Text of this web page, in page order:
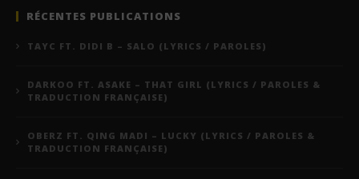
RÉCENTES PUBLICATIONS
TAYC FT. DIDI B – SALO (LYRICS / PAROLES)
DARKOO FT. ASAKE – THAT GIRL (LYRICS / PAROLES &
TRADUCTION FRANÇAISE)
OBERZ FT. QING MADI – LUCKY (LYRICS / PAROLES &
TRADUCTION FRANÇAISE)